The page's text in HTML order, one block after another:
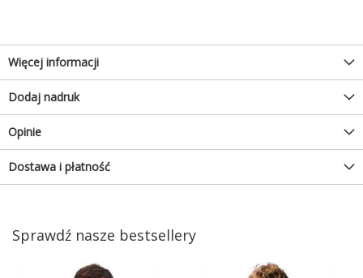
Więcej informacji
Dodaj nadruk
Opinie
Dostawa i płatność
Sprawdź nasze bestsellery